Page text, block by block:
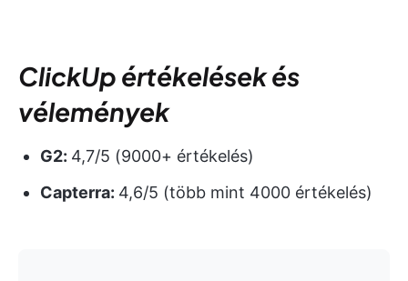
ClickUp értékelések és
vélemények
G2: 4,7/5 (9000+ értékelés)
Capterra: 4,6/5 (több mint 4000 értékelés)